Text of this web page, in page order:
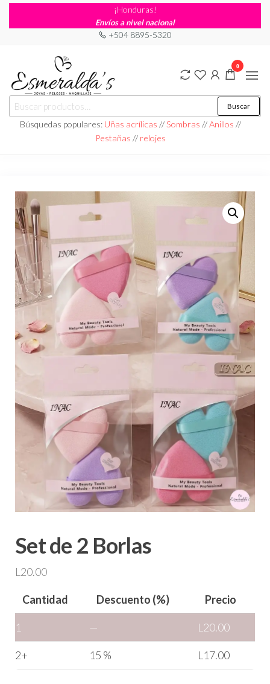
¡Honduras!
Envíos a nivel nacional
+504 8895-5320
Joyería
Esmeraldas
Joyería |
Maquillaje
|
Relojería
Buscar
Búsquedas populares: Uñas acrílicas //Sombras //Anillos //
Pestañas // relojes
0
Set de 2 Borlas
L 20.00
Cantidad Descuento (%) Precio
1 — L 20.00
2+ 15 % L 17.00